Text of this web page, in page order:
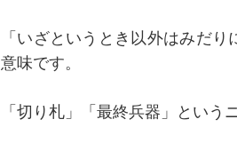
「いざというとき以外はみだ
意味です。
「切り札」「最終兵器」という